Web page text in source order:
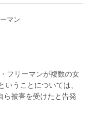
フリーマンが複数の女
うことについては、
被害を受けたと告発